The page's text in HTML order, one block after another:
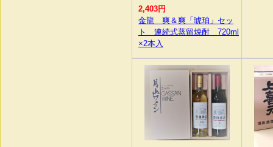
2,403円
金龍 爽＆爽「琥珀」セッ
ト 連続式蒸留焼酎 720ml
×2本入